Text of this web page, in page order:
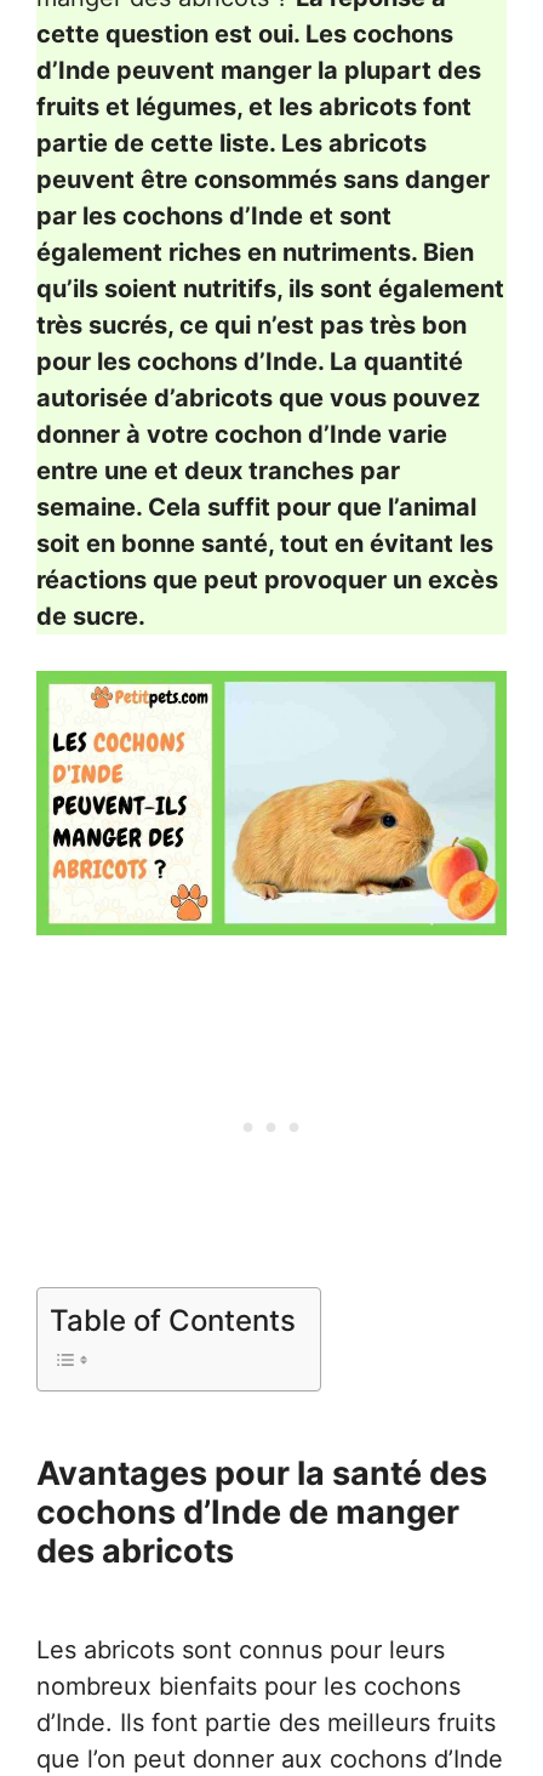
cette question est oui. Les cochons
d’Inde peuvent manger la plupart des
fruits et légumes, et les abricots font
partie de cette liste. Les abricots
peuvent être consommés sans danger
par les cochons d’Inde et sont
également riches en nutriments. Bien
qu’ils soient nutritifs, ils sont également
très sucrés, ce qui n’est pas très bon
pour les cochons d’Inde. La quantité
autorisée d’abricots que vous pouvez
donner à votre cochon d’Inde varie
entre une et deux tranches par
semaine. Cela suffit pour que l’animal
soit en bonne santé, tout en évitant les
réactions que peut provoquer un excès
de sucre.
Table of Contents
Avantages pour la santé des
cochons d’Inde de manger
des abricots
Les abricots sont connus pour leurs
nombreux bienfaits pour les cochons
d’Inde. Ils font partie des meilleurs fruits
que l’on peut donner aux cochons d’Inde